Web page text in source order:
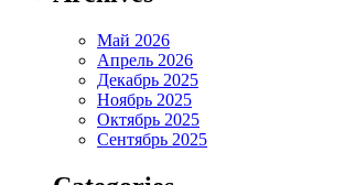
Май 2026
Апрель 2026
Декабрь 2025
Ноябрь 2025
Октябрь 2025
Сентябрь 2025